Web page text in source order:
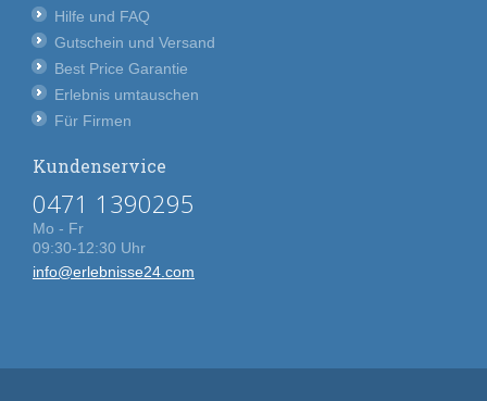
Hilfe und FAQ
Gutschein und Versand
Best Price Garantie
Erlebnis umtauschen
Für Firmen
Kundenservice
0471 1390295
Mo - Fr
09:30-12:30 Uhr
info@erlebnisse24.com